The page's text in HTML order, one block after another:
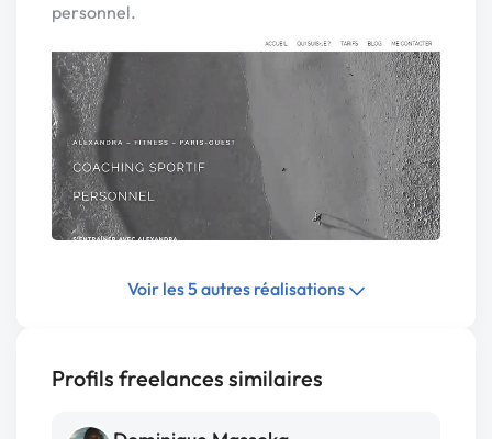
personnel.
Voir les 5 autres réalisations
Profils freelances similaires